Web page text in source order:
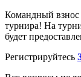
Командный взнос
турнира! На
будет
Регистрируйтесь